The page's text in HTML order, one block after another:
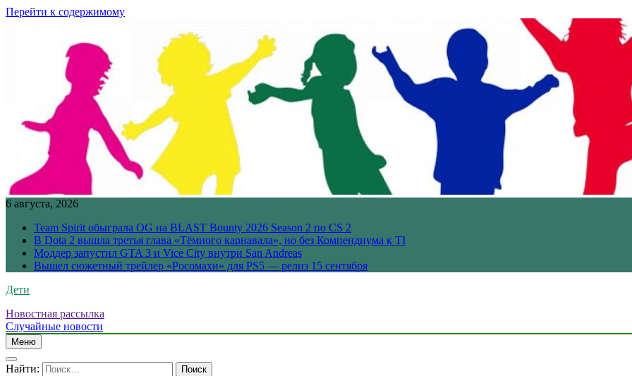
Перейти к содержимому
6 августа, 2026
Team Spirit обыграла OG на BLAST Bounty 2026 Season 2 по CS 2
В Dota 2 вышла третья глава «Тёмного карнавала», но без Компендиума к TI
Моддер запустил GTA 3 и Vice City внутри San Andreas
Вышел сюжетный трейлер «Росомахи» для PS5 — релиз 15 сентября
Дети
Новостная рассылка
Случайные новости
Меню
Найти: